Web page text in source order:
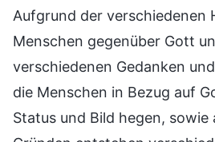
Aufgrund der verschiedenen
Menschen gegenüber Gott
verschiedenen Gedanken
die Menschen in Bezug auf
Status und Bild hegen, sowie